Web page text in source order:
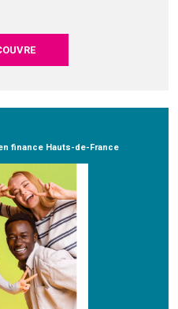
finance Hauts-de-France